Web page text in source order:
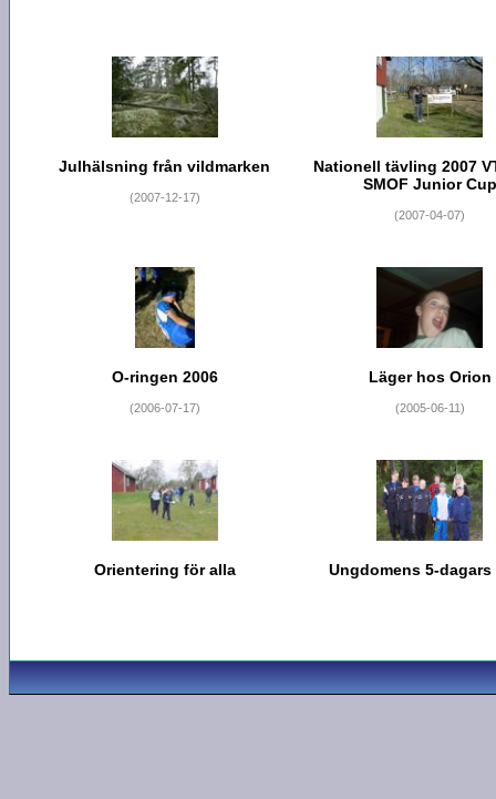
Julhälsning från vildmarken
(2007-12-17)
Nationell tävling 2007
SMOF Junior Cup
(2007-04-07)
O-ringen 2006
(2006-07-17)
Läger hos Orion
(2005-06-11)
Orientering för alla Ungdomens 5-dagars